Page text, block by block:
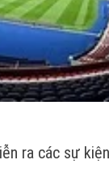
ra các sự